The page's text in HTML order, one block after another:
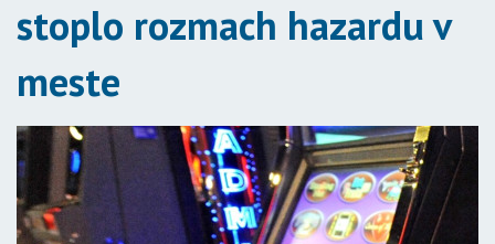
stoplo rozmach hazardu v
meste